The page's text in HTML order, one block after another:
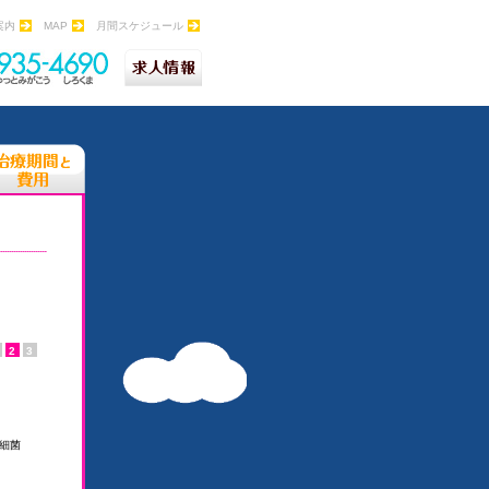
内 MAP 月間スケジュール
2 3
菌